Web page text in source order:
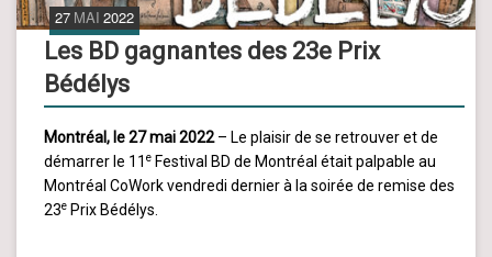
27 MAI 2022
Les BD gagnantes des 23e Prix
Bédélys
Montréal, le 27 mai 2022– Le plaisir de se retrouver et de
démarrer le 11 e Festival BD de Montréal était palpable au
Montréal CoWork vendredi dernier à la soirée de remise des
23e Prix Bédélys.